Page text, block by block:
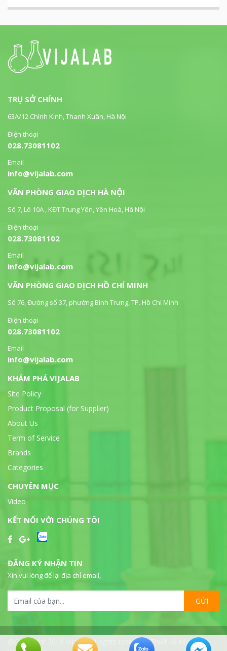
TRỤ SỞ CHÍNH
63A/12 Chính Kinh, Thanh Xuân, Hà Nội
Điện thoại
028.73081102
Email
info@vijalab.com
VĂN PHÒNG GIAO DỊCH HÀ NỘI
Số 7, Lô 10A , KĐT Trung Yên, Yên Hoà, Hà Nội
Điện thoại
028.73081102
Email
info@vijalab.com
VĂN PHÒNG GIAO DỊCH HỒ CHÍ MINH
Số 76, Đường số 37, phường Bình Trưng, TP. Hồ Chí Minh
Điện thoại
028.73081102
Email
info@vijalab.com
KHÁM PHÁ VIJALAB
Site Policy
Product Proposal (for Supplier)
About Us
Term of Service
Brands
Categories
CHUYÊN MỤC
Video
KẾT NỐI VỚI CHÚNG TÔI
ĐĂNG KÝ NHẬN TIN
Xin vui lòng để lại địa chỉ email,
GỬI
@Copyright 2019 Vijalab all rights reserved. Thiết kế bởi